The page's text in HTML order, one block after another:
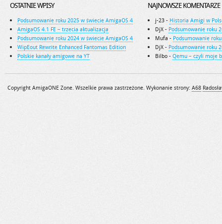
OSTATNIE WPISY
Podsumowanie roku 2025 w świecie AmigaOS 4
AmigaOS 4.1 FE – trzecia aktualizacja
Podsumowanie roku 2024 w świecie AmigaOS 4
WipEout Rewrite Enhanced Fantomas Edition
Polskie kanały amigowe na YT
NAJNOWSZE KOMENTARZE
j-23 - Historia Amigi w
DjX - Podsumowanie roku
Mufa - Podsumowanie
DjX - Podsumowanie roku
Bilbo - Qemu – czyli moje
Copyright AmigaONE Zone. Wszelkie prawa zastrzeżone. Wykonanie strony: A68